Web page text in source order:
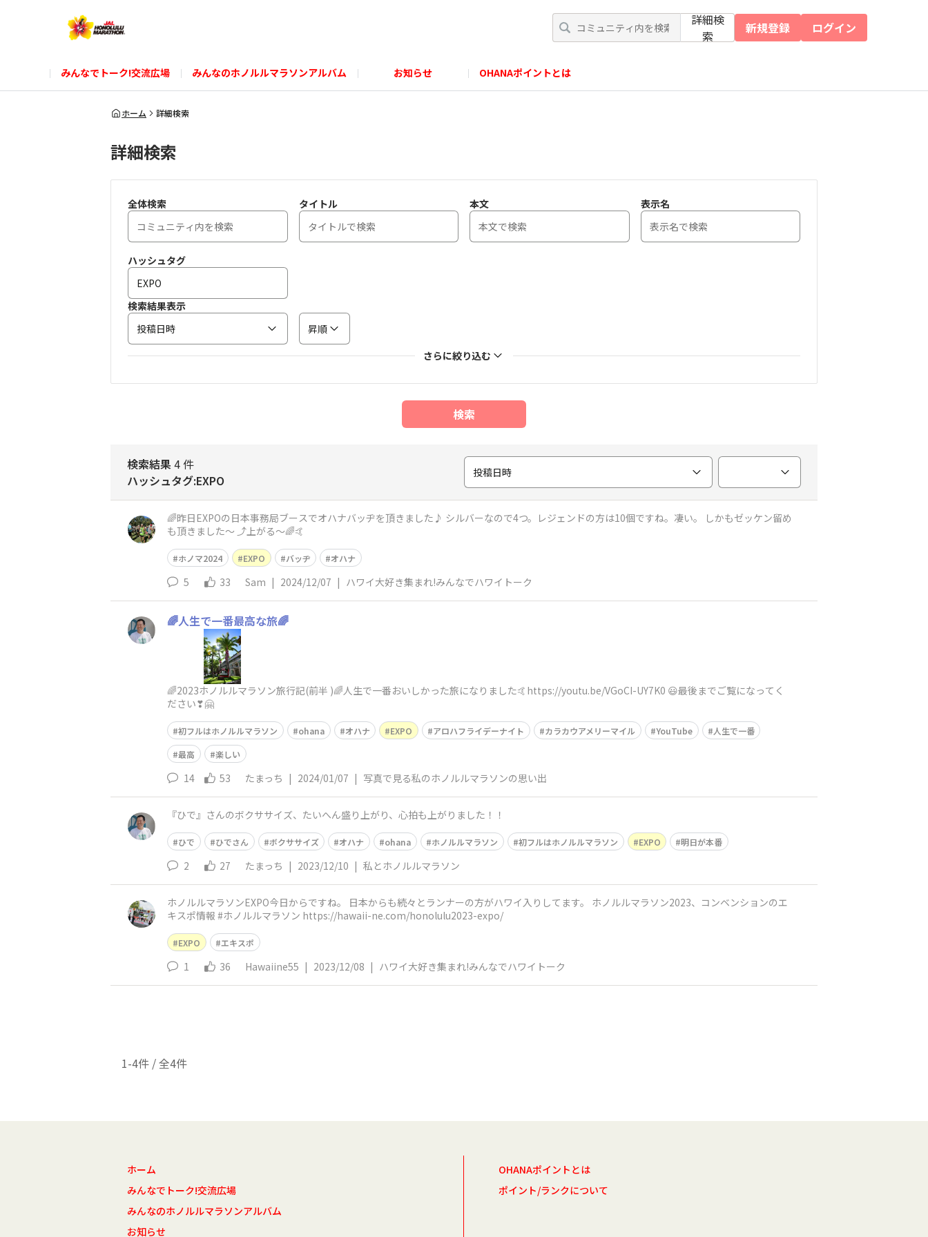
詳細検
索
新規登録 ログイン
みんなでトーク!交流広場 みんなのホノルルマラソンアルバム お知らせ OHANAポイントとは
ホーム 詳細検索
詳細検索
全体検索 タイトル 本文 表示名
ハッシュタグ
検索結果表示
投稿日時
昇順
さらに絞り込む
検索
検索結果4 件
ハッシュタグ:EXPO
投稿日時
🌈昨日EXPOの日本事務局ブースでオハナバッヂを頂きました♪ シルバーなので4つ。レジェンドの方は10個ですね。凄い。 しかもゼッケン留め
も頂きました〜 ⤴️上がる〜🌈🤙
ホノマ2024 EXPO バッヂ オハナ
5 33 Sam | 2024/12/07 | ハワイ大好き集まれ!みんなでハワイトーク
🌈人生で一番最高な旅🌈
🌈2023ホノルルマラソン旅行記(前半 )🌈人生で一番おいしかった旅になりました🤙https://youtu.be/VGoCI-UY7K0 😃最後までご覧になってく
ださい❣🤗
初フルはホノルルマラソン ohana オハナ EXPO アロハフライデーナイト カラカウアメリーマイル YouTube
人生で一番
最高
楽しい
14 53 たまっち | 2024/01/07 | 写真で見る私のホノルルマラソンの思い出
『ひで』さんのボクササイズ、たいへん盛り上がり、心拍も上がりました！！
ひで ひでさん ボクササイズ オハナ ohana ホノルルマラソン 初フルはホノルルマラソン EXPO 明日が本番
2 27 たまっち | 2023/12/10 | 私とホノルルマラソン
ホノルルマラソンEXPO今日からですね。 日本からも続々とランナーの方がハワイ入りしてます。 ホノルルマラソン2023、コンベンションのエ
キスポ情報 #ホノルルマラソン https://hawaii-ne.com/honolulu2023-expo/
EXPO エキスポ
1 36 Hawaiine55 | 2023/12/08 | ハワイ大好き集まれ!みんなでハワイトーク
1-4件 / 全4件
ホーム
みんなでトーク!交流広場
みんなのホノルルマラソンアルバム
お知らせ
OHANAポイントとは
ポイント/ランクについて